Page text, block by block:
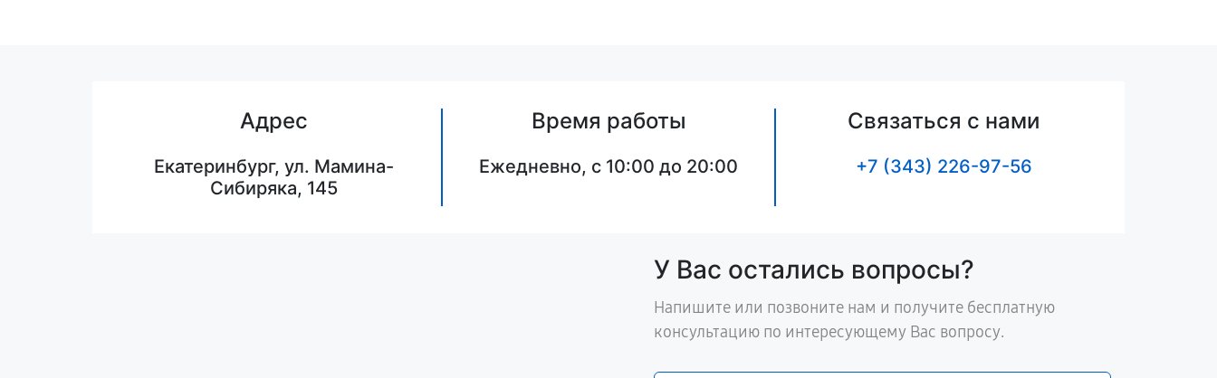
Адрес
Екатеринбург, ул. Мамина-
Сибиряка, 145
Время работы
Ежедневно, с 10:00 до 20:00
Связаться с нами
+7 (343) 226-97-56
У Вас остались вопросы?
Напишите или позвоните нам и получите бесплатную
консультацию по интересующему Вас вопросу.